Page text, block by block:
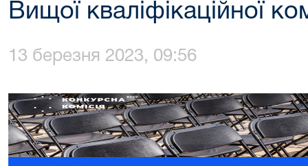
Вищої кваліфікаційної
13 березня 2023, 09:56